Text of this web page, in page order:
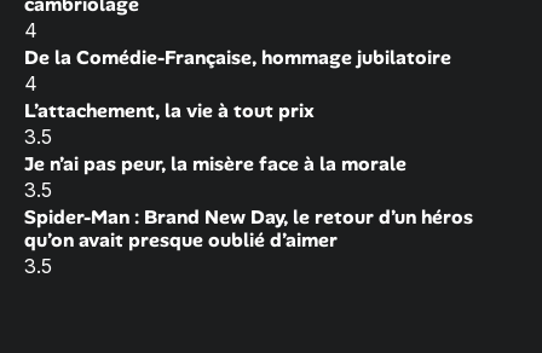
4
De la Comédie-Française, hommage jubilatoire
4
L’attachement, la vie à tout prix
3.5
Je n’ai pas peur, la misère face à la morale
3.5
Spider-Man : Brand New Day, le retour d’un héros
qu’on avait presque oublié d’aimer
3.5